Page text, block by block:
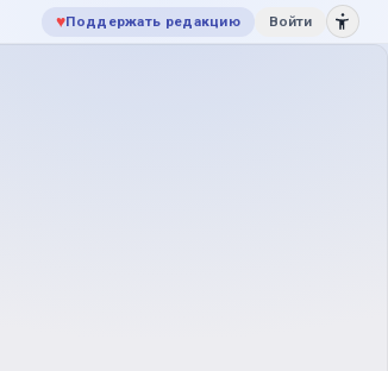
♥Поддержать редакцию Войти